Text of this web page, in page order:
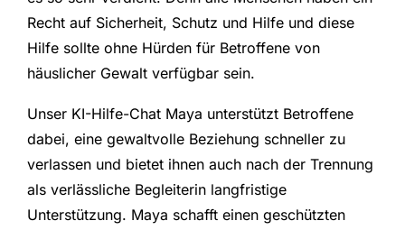
Recht auf Sicherheit, Schutz und Hilfe und diese
Hilfe sollte ohne Hürden für Betroffene von
häuslicher Gewalt verfügbar sein.
Unser KI-Hilfe-Chat Maya unterstützt Betroffene
dabei, eine gewaltvolle Beziehung schneller zu
verlassen und bietet ihnen auch nach der Trennung
als verlässliche Begleiterin langfristige
Unterstützung. Maya schafft einen geschützten